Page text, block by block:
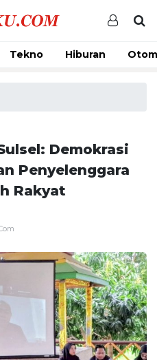
Tekno Hiburan
Demokrasi
Penyelenggara
Rakyat